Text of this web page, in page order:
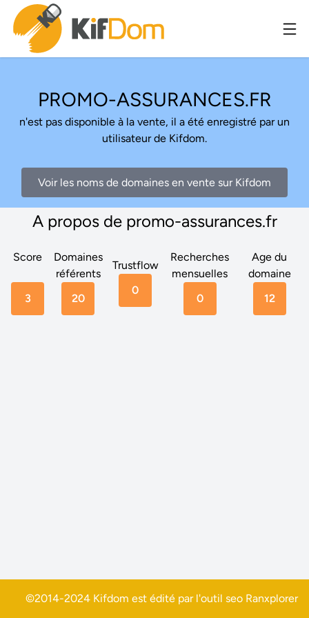
PROMO-ASSURANCES.FR
n'est pas disponible à la vente, il a été enregistré par un
utilisateur de Kifdom.
Voir les noms de domaines en vente sur Kifdom
A propos de promo-assurances.fr
Score
3
Domaines
référents
20
Trustflow
0
Recherches
mensuelles
0
Age du
domaine
12
©2014-2024 Kifdom est édité par l'outil seo Ranxplorer